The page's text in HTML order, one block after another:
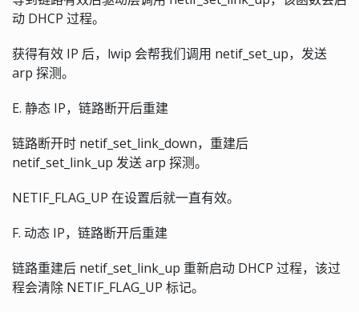
动 DHCP 过程。
获得有效 IP 后，lwip 会帮我们调用 netif_set_up，发送
arp 探测。
E. 静态 IP，链路断开后重建
链路断开时 netif_set_link_down，重建后
netif_set_link_up 发送 arp 探测。
NETIF_FLAG_UP 在设置后就一直有效。
F. 动态 IP，链路断开后重建
链路重建后 netif_set_link_up 重新启动 DHCP 过程，该过
程会清除 NETIF_FLAG_UP 标记。